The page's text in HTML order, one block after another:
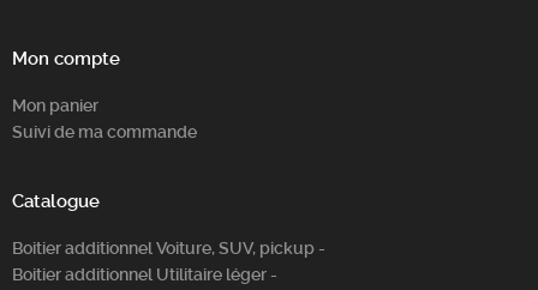
Mon compte
Mon panier
Suivi de ma commande
Catalogue
Boitier additionnel Voiture, SUV, pickup -
Boitier additionnel Utilitaire léger -